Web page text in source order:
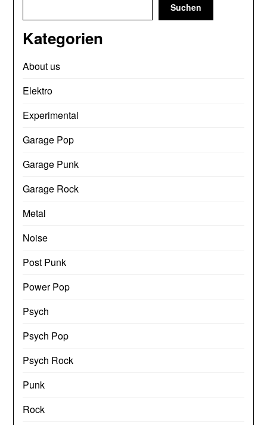
Suchen
Kategorien
About us
Elektro
Experimental
Garage Pop
Garage Punk
Garage Rock
Metal
Noise
Post Punk
Power Pop
Psych
Psych Pop
Psych Rock
Punk
Rock